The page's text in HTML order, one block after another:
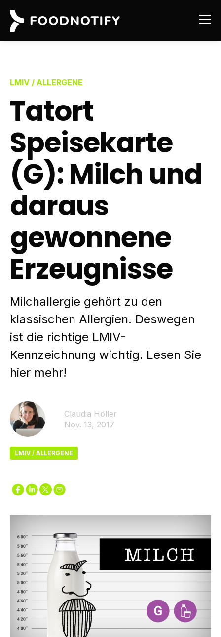
LMIV / ALLERGENE
Tatort
Speisekarte
(G): Milch und
daraus
gewonnene
Erzeugnisse
Milchallergie gehört zu den
klassischen Allergien. Deswegen
ist die richtige LMIV-
Kennzeichnung wichtig. Lesen Sie
hier mehr!
Claudia Höller
Nov. 13, 2017
LMIV / ALLERGENE